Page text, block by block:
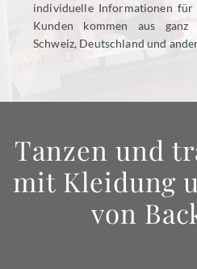
individuelle Informationen für
Kunden kommen aus
Schweiz, Deutschland und
Tanzen und
mit Kleidung
von